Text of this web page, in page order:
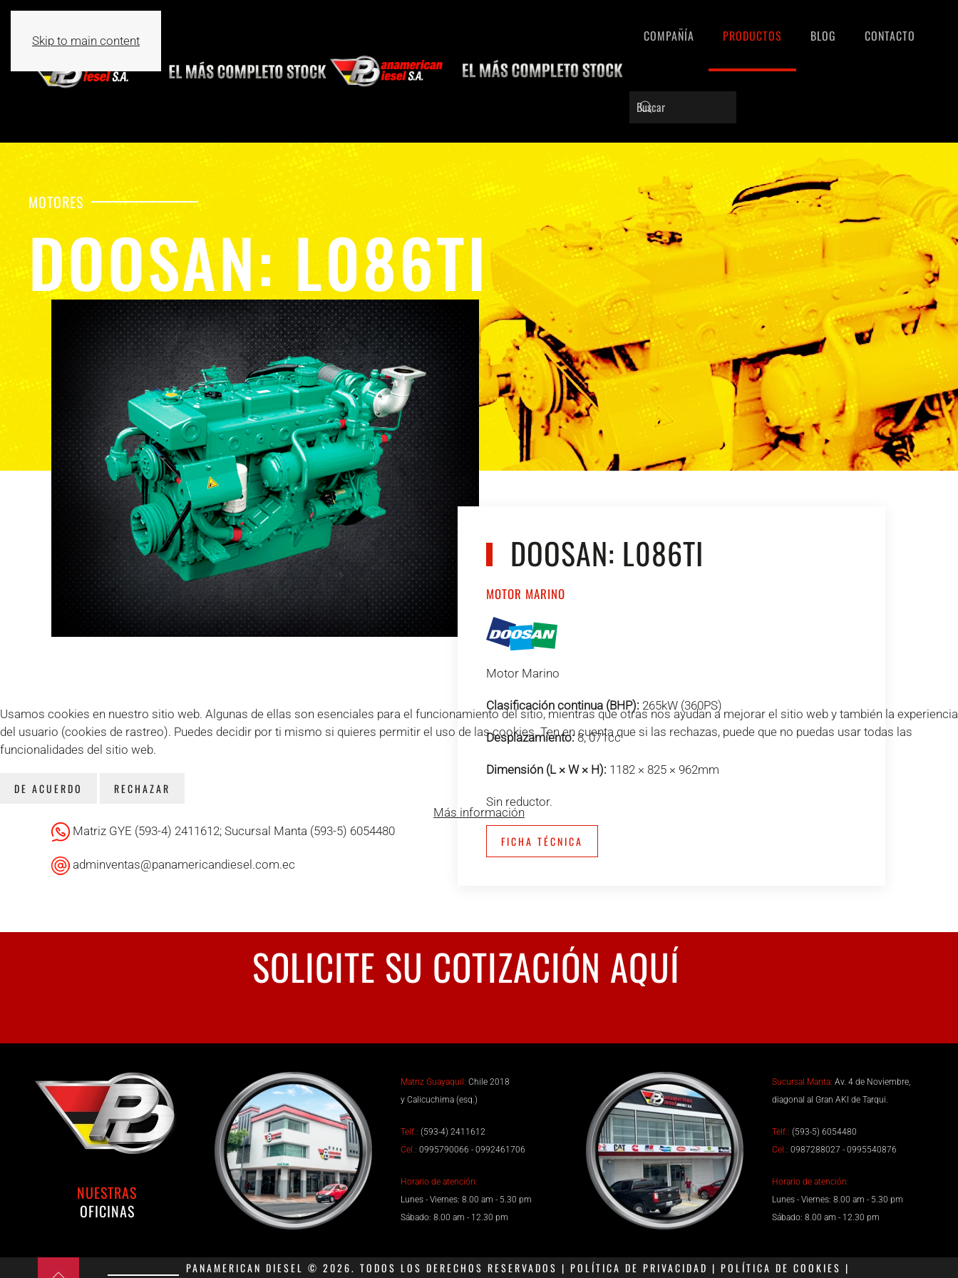
Skip to main content COMPAÑÍA PRODUCTOS BLOG CONTACTO
MOTORES
DOOSAN: L086TI
Matriz GYE (593-4) 2411612; Sucursal Manta (593-5) 6054480
adminventas@panamericandiesel.com.ec
DOOSAN: L086TI
MOTOR MARINO
Motor Marino
Clasificación continua (BHP): 265kW (360PS)
Desplazamiento: 8, 071cc
Dimensión (L × W × H): 1182 × 825 × 962mm
Sin reductor.
FICHA TÉCNICA
SOLICITE SU COTIZACIÓN AQUÍ
NUESTRAS
OFICINAS
Matriz Guayaquil: Chile 2018
y Calicuchima (esq.)
Telf.: (593-4) 2411612
Cel.: 0995790066 - 0992461706
Horario de atención:
Lunes - Viernes: 8.00 am - 5.30 pm
Sábado: 8.00 am - 12.30 pm
Sucursal Manta: Av. 4 de Noviembre,
diagonal al Gran AKI de Tarqui.
Telf.: (593-5) 6054480
Cel.: 0987288027 - 0995540876
Horario de atención:
Lunes - Viernes: 8.00 am - 5.30 pm
Sábado: 8.00 am - 12.30 pm
PANAMERICAN DIESEL © 2026. TODOS LOS DERECHOS RESERVADOS | POLÍTICA DE PRIVACIDAD | POLÍTICA DE COOKIES |
Usamos cookies en nuestro sitio web. Algunas de ellas son esenciales para el funcionamiento del sitio, mientras que otras nos ayudan a mejorar el sitio web y también la experiencia
del usuario (cookies de rastreo). Puedes decidir por ti mismo si quieres permitir el uso de las cookies. Ten en cuenta que si las rechazas, puede que no puedas usar todas las
funcionalidades del sitio web.
DE ACUERDO RECHAZAR
Más información